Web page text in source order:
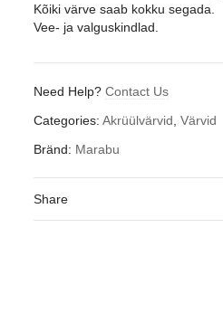
Kõiki värve saab kokku segada.
Vee- ja valguskindlad.
Need Help?Contact Us
Categories:Akrüülvärvid ,Värvid
Bränd: Marabu
Share